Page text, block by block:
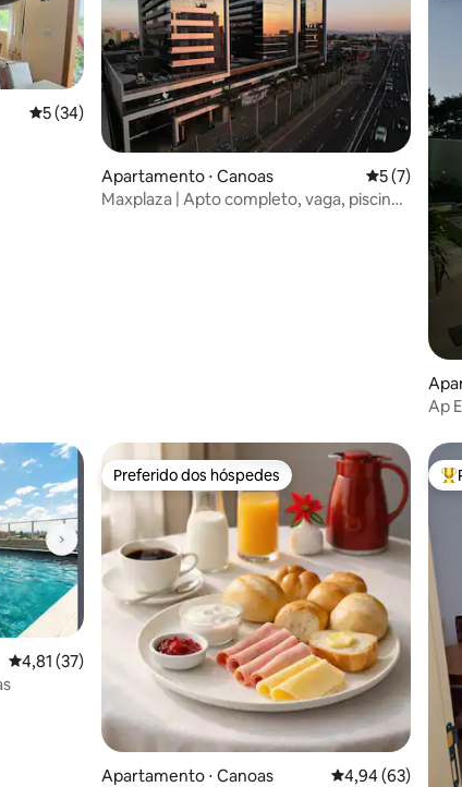
5 de uma avaliação média de 5, 34 avaliações
5 (34)
Apartamento ⋅ Canoas 5 de uma
5 (7)
Maxplaza | Apto completo, vaga, piscina,
Ap
4,81 de uma avaliação média de 5, 37 avaliações
4,81 (37)
Preferido dos hóspedes
Preferido dos hóspedes
Apartamento ⋅ Canoas 4,94 de uma
4,94 (63)